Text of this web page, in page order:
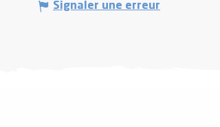
Signaler une erreur